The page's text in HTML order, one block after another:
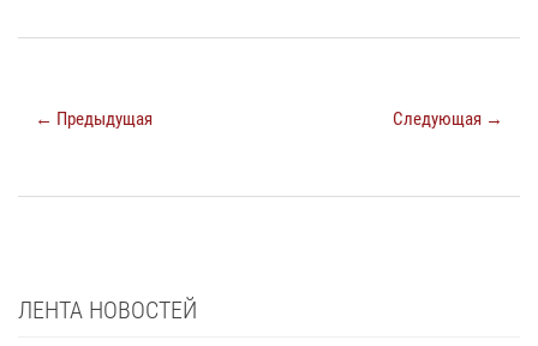
← Предыдущая Следующая →
ЛЕНТА НОВОСТЕЙ